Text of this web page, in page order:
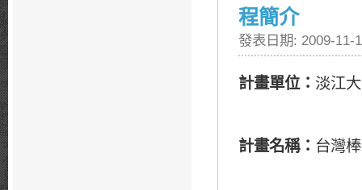
程簡介
發表日期: 2009-11-
計畫單位： 淡江
計畫名稱： 台灣